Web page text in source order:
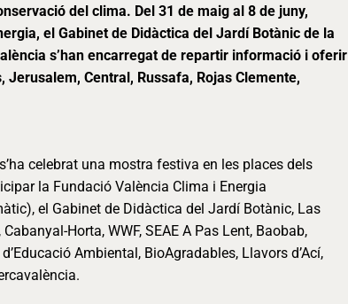
del clima. Del 31 de maig al 8 de juny,
el Gabinet de Didàctica del Jardí Botànic de la
s’han encarregat de repartir informació i oferir
Central, Russafa, Rojas Clemente,
celebrat una mostra festiva en les places dels
la Fundació València Clima i Energia
el Gabinet de Didàctica del Jardí Botànic, Las
Horta, WWF, SEAE A Pas Lent, Baobab,
Ambiental, BioAgradables, Llavors d’Ací,